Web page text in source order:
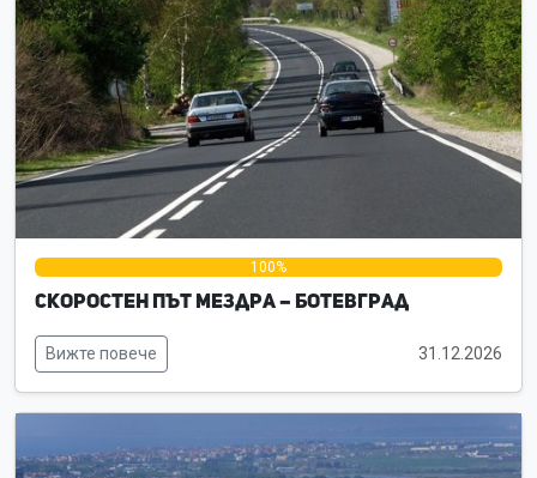
0% 100%
Скоростен път Мездра – Ботевград
Вижте повече 31.12.2026